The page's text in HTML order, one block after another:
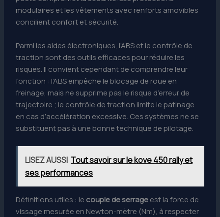
modulaires et les vêtements avec renforts amovibles
concilient confort et sécurité.
Parmi les aides électroniques, l’ABS et le contrôle de
traction sont des outils efficaces pour réduire les
risques. Il convient cependant de comprendre leur
fonction : l’ABS empêche le blocage de roue en
freinage, mais ne supprime pas le risque d’erreur de
trajectoire ; le contrôle de traction limite le patinage
en cas d’accélération excessive. Ces systèmes ne se
substituent pas à une bonne technique de pilotage.
LISEZ AUSSI Tout savoir sur le kove 450 rally et
ses performances
Définitions utiles : le couple de serrageest la force de
vissage mesurée en Newton-mètre (Nm), à respecter